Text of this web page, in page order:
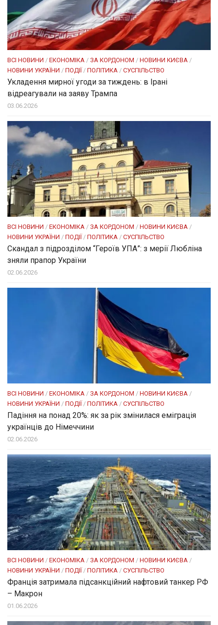
ВСІ НОВИНИ / ЕКОНОМІКА / ЗА КОРДОНОМ / НОВИНИ КИЄВА /
НОВИНИ УКРАЇНИ / ПОДІЇ / ПОЛІТИКА / СУСПІЛЬСТВО
Укладення мирної угоди за тиждень: в Ірані
відреагували на заяву Трампа
03.06.2026
ВСІ НОВИНИ / ЕКОНОМІКА / ЗА КОРДОНОМ / НОВИНИ КИЄВА /
НОВИНИ УКРАЇНИ / ПОДІЇ / ПОЛІТИКА / СУСПІЛЬСТВО
Скандал з підрозділом “Героїв УПА”: з мерії Любліна
зняли прапор України
02.06.2026
ВСІ НОВИНИ / ЕКОНОМІКА / ЗА КОРДОНОМ / НОВИНИ КИЄВА /
НОВИНИ УКРАЇНИ / ПОДІЇ / ПОЛІТИКА / СУСПІЛЬСТВО
Падіння на понад 20%: як за рік змінилася еміграція
українців до Німеччини
02.06.2026
ВСІ НОВИНИ / ЕКОНОМІКА / ЗА КОРДОНОМ / НОВИНИ КИЄВА /
НОВИНИ УКРАЇНИ / ПОДІЇ / ПОЛІТИКА / СУСПІЛЬСТВО
Франція затримала підсанкційний нафтовий танкер РФ
– Макрон
01.06.2026